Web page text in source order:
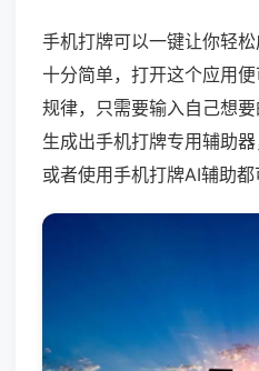
手机打牌可以一键让你轻
十分简单，打开这个应用
规律，只需要输入自己想
生成出手机打牌专用辅助
或者使用手机打牌AI辅助都